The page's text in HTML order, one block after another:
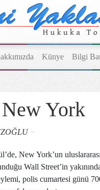
Künye Bilgi
York
~
New York’un
Wall Street’in
polis cumartesi günü